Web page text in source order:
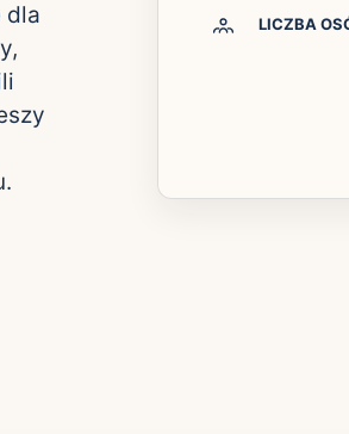
dla
LICZBA